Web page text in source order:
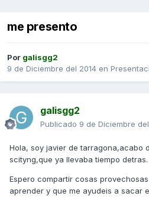
me presento
Por galisgg2
9 de Diciembre del 2014 en
galisgg2
Publicado 9 de Diciembre
Hola, soy javier de tarragona,acabo
scityng,que ya llevaba tiempo detras.
Espero compartir cosas
aprender y que me ayudeis a sacar